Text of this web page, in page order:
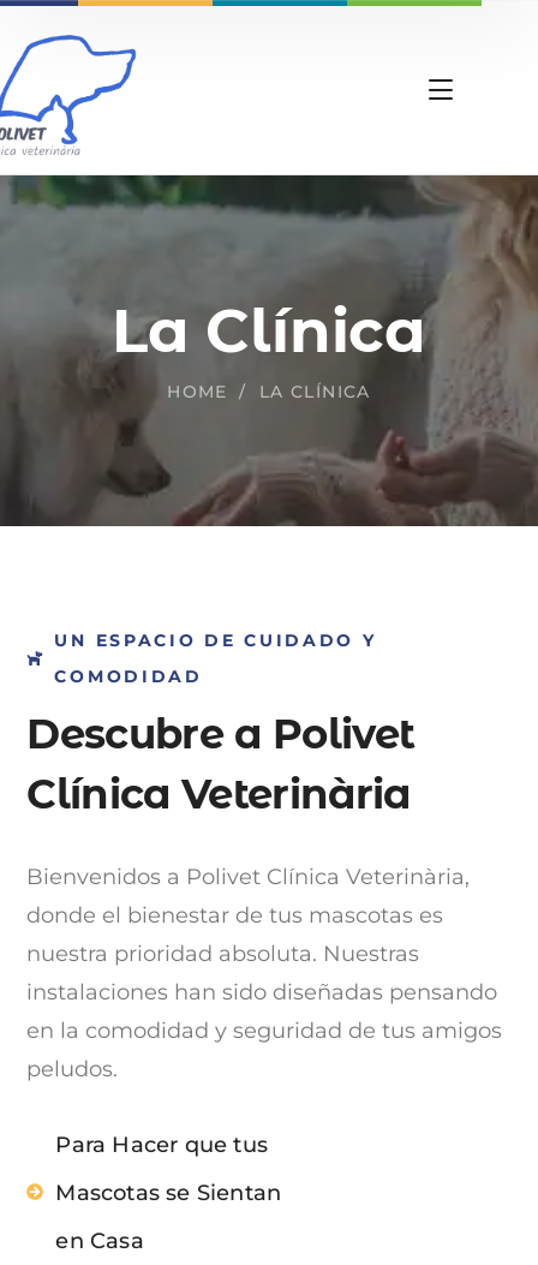
HOME LA CLÍNICA
La Clínica
UN ESPACIO DE CUIDADO Y
COMODIDAD
Descubre a Polivet
Clínica Veterinària
Bienvenidos a Polivet Clínica Veterinària,
donde el bienestar de tus mascotas es
nuestra prioridad absoluta. Nuestras
instalaciones han sido diseñadas pensando
en la comodidad y seguridad de tus amigos
peludos.
Para Hacer que tus
Mascotas se Sientan
en Casa